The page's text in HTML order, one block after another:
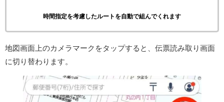
時間指定を考慮したルートを自動で組んでくれます
地図画面上のカメラマークをタップすると、伝票読み取り画面
に切り替わります。